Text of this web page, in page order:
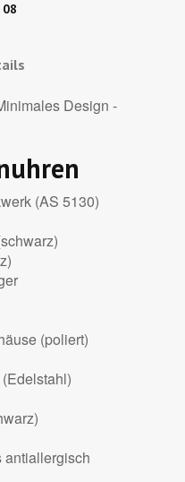
Design -
(AS 5130)
(poliert)
antiallergisch